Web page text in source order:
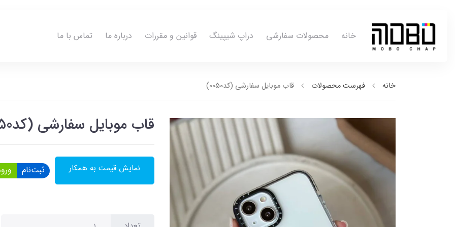
خانه محصولات سفارشی دراپ شیپینگ قوانین و مقررات درباره ما تماس با ما
خانه فهرست محصولات قاب موبایل سفارشی (کد0050)
قاب موبایل سفارشی (کد0050)
نمایش قیمت به همکار ثبت‌نام